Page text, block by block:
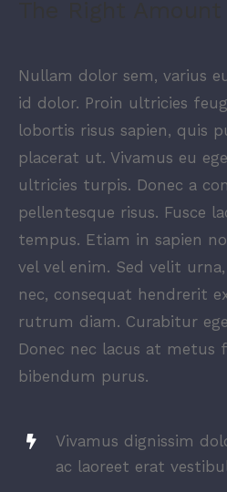
Nullam dolor sem, varius
id dolor. Proin ultricies
lobortis risus sapien, quis
placerat ut. Vivamus eu
ultricies turpis. Donec a
pellentesque risus. Fusce
tempus. Etiam in sapien
vel vel enim. Sed velit
nec, consequat hendrerit
rutrum diam. Curabitur
Donec nec lacus at metus
bibendum purus.
Vivamus dignissim
ac laoreet erat